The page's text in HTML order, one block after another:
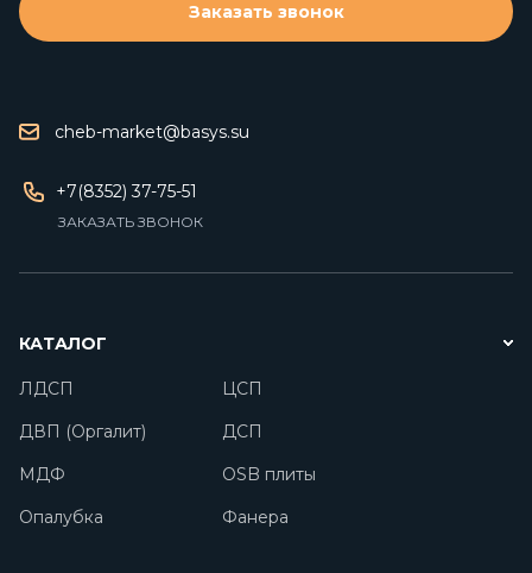
cheb-market@basys.su
+7(8352) 37-75-51
ЗАКАЗАТЬ ЗВОНОК
Заказать звонок
КАТАЛОГ
ЛДСП
ЦСП
ДВП (Оргалит)
ДСП
МДФ
OSB плиты
Опалубка
Фанера